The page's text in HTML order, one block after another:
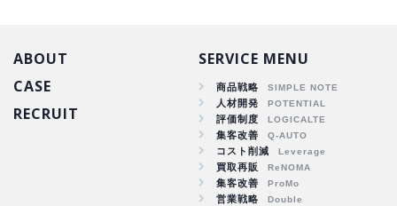
ABOUT
CASE
商品戦略
RECRUIT
SERVICE MENU
商品戦略
人材開発
評価制度
集客改善
コスト削減
買取再販
集客改善
営業戦略